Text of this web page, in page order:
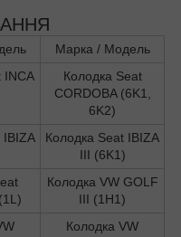
Марка / Модель
INCA
Колодка Seat
CORDOBA (6K1,
6K2)
IBIZA
Колодка Seat IBIZA
III (6K1)
Колодка VW GOLF
III (1H1)
Колодка VW